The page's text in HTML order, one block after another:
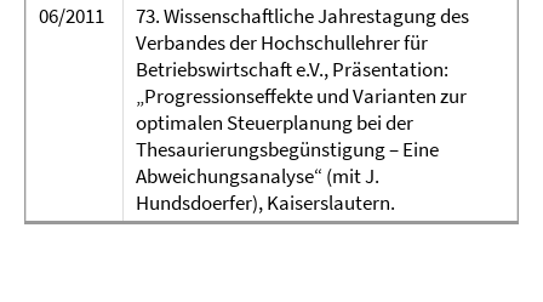
06/2011
73. Wissenschaftliche Jahrestagung des
Verbandes der Hochschullehrer für
Betriebswirtschaft e.V., Präsentation:
„Progressionseffekte und Varianten zur
optimalen Steuerplanung bei der
Thesaurierungsbegünstigung – Eine
Abweichungsanalyse“ (mit J.
Hundsdoerfer), Kaiserslautern.